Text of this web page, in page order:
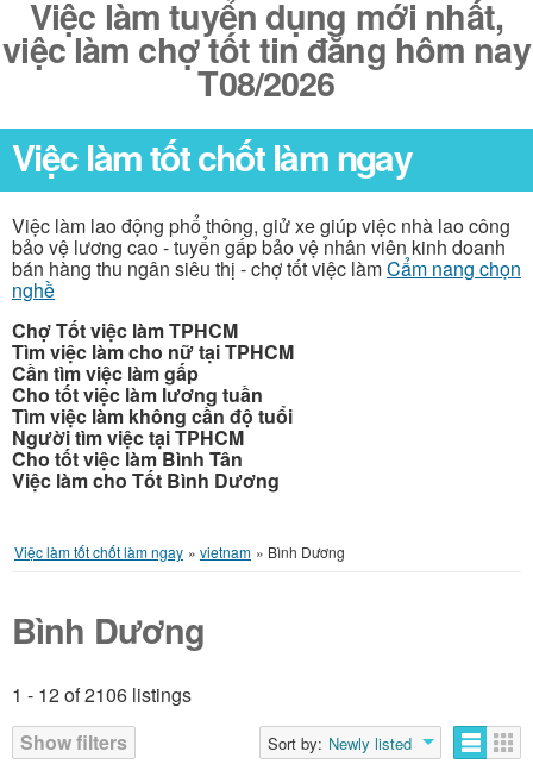
Việc làm tuyển dụng mới nhất,
việc làm chợ tốt tin đăng hôm nay
T08/2026
Việc làm tốt chốt làm ngay
Việc làm lao động phổ thông, giử xe giúp việc nhà lao công
bảo vệ lương cao - tuyển gấp bảo vệ nhân viên kinh doanh
bán hàng thu ngân siêu thị - chợ tốt việc làmCẩm nang chọn
nghề
Chợ Tốt việc làm TPHCM
Tìm việc làm cho nữ tại TPHCM
Cần tìm việc làm gấp
Cho tốt việc làm lương tuần
Tìm việc làm không cần độ tuổi
Người tìm việc tại TPHCM
Cho tốt việc làm Bình Tân
Việc làm cho Tốt Bình Dương
Việc làm tốt chốt làm ngay » vietnam » Bình Dương
Bình Dương
1 - 12 of 2106 listings
Show filters
Sort by: Newly listed
Listings